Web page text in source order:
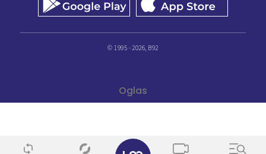
© 1995 - 2026, B92
✕